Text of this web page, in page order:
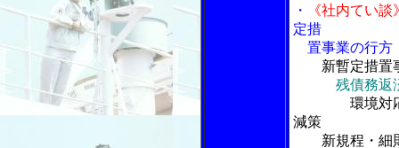
・
《社内てい談
定措
置事業の行方
新暫定措置
残債務返
環境対応型
減策
新規程・細